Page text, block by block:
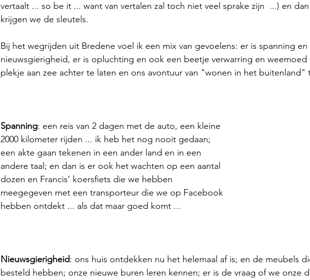
vertaalt ... so be it ... want van vertalen zal toch niet veel sprake zijn  ...) en
krijgen we de sleutels.
Bij het wegrijden uit Bredene voel ik een mix van gevoelens: er is spanning en
nieuwsgierigheid, er is opluchting en ook een beetje verwarring en weemoed
plekje aan zee achter te laten en ons avontuur van "wonen in het buitenland"
Spanning: een reis van 2 dagen met de auto, een kleine
2000 kilometer rijden ... ik heb het nog nooit gedaan;
een akte gaan tekenen in een ander land en in een
andere taal; en dan is er ook het wachten op een aantal
dozen en Francis’ koersfiets die we hebben
meegegeven met een transporteur die we op Facebook
hebben ontdekt ... als dat maar goed komt ...
Nieuwsgierigheid: ons huis ontdekken nu het helemaal af is; en de meubels
besteld hebben; onze nieuwe buren leren kennen; er is de vraag of we onze